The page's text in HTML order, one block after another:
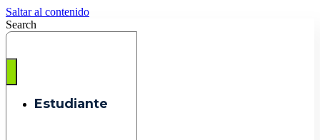
Saltar al contenido
Search
Estudiante